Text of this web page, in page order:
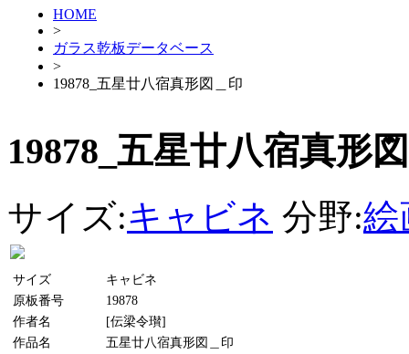
HOME
>
ガラス乾板データベース
>
19878_五星廿八宿真形図＿印
19878_五星廿八宿真形
サイズ:キャビネ 分野:絵
サイズ
キャビネ
原板番号
19878
作者名
[伝梁令瓉]
作品名
五星廿八宿真形図＿印